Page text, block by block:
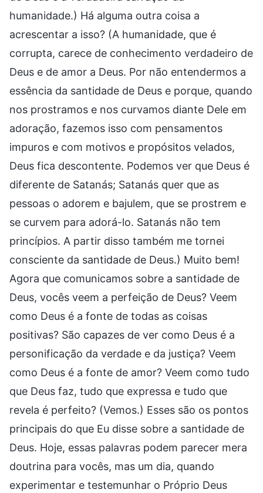
humanidade.) Há alguma outra coisa a
acrescentar a isso? (A humanidade, que é
corrupta, carece de conhecimento verdadeiro de
Deus e de amor a Deus. Por não entendermos a
essência da santidade de Deus e porque, quando
nos prostramos e nos curvamos diante Dele em
adoração, fazemos isso com pensamentos
impuros e com motivos e propósitos velados,
Deus fica descontente. Podemos ver que Deus é
diferente de Satanás; Satanás quer que as
pessoas o adorem e bajulem, que se prostrem e
se curvem para adorá-lo. Satanás não tem
princípios. A partir disso também me tornei
consciente da santidade de Deus.) Muito bem!
Agora que comunicamos sobre a santidade de
Deus, vocês veem a perfeição de Deus? Veem
como Deus é a fonte de todas as coisas
positivas? São capazes de ver como Deus é a
personificação da verdade e da justiça? Veem
como Deus é a fonte de amor? Veem como tudo
que Deus faz, tudo que expressa e tudo que
revela é perfeito? (Vemos.) Esses são os pontos
principais do que Eu disse sobre a santidade de
Deus. Hoje, essas palavras podem parecer mera
doutrina para vocês, mas um dia, quando
experimentar e testemunhar o Próprio Deus